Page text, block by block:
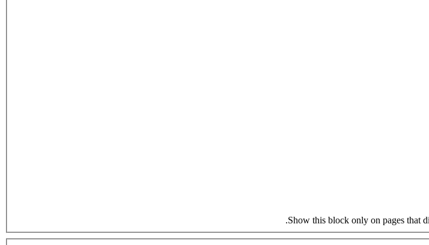
Show this block only on pages that